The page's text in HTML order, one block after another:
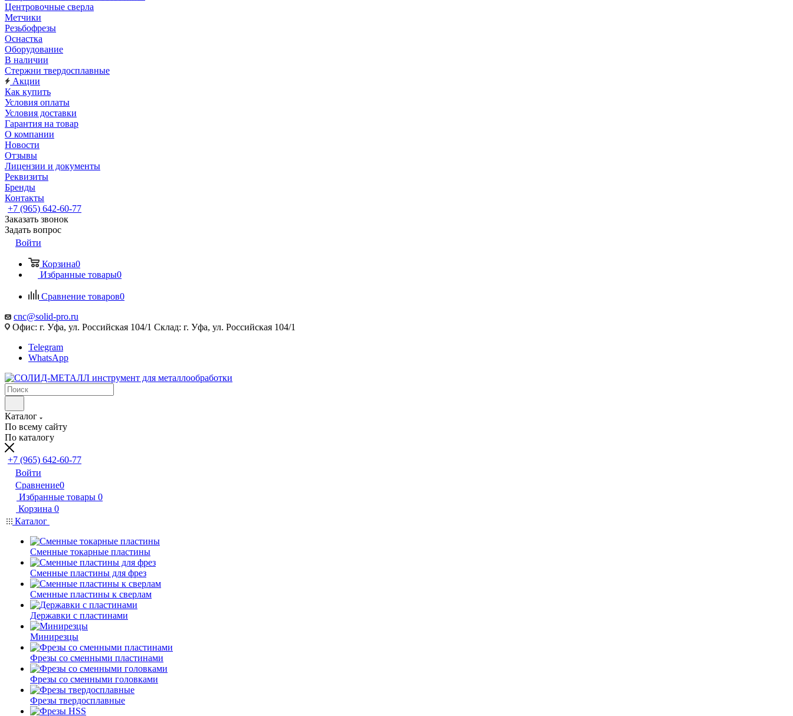
Центровочные сверла
Метчики
Резьбофрезы
Оснастка
Оборудование
В наличии
Стержни твердосплавные
Акции
Как купить
Условия оплаты
Условия доставки
Гарантия на товар
О компании
Новости
Отзывы
Лицензии и документы
Реквизиты
Бренды
Контакты
+7 (965) 642-60-77
Заказать звонок
Задать вопрос
Войти
Корзина0
Избранные товары0
Сравнение товаров0
cnc@solid-pro.ru
Офис: г. Уфа, ул. Российская 104/1 Склад: г. Уфа, ул. Российская 104/1
Telegram
WhatsApp
Каталог
По всему сайту
По каталогу
+7 (965) 642-60-77
Войти
Сравнение0
Избранные товары 0
Корзина 0
Каталог
Сменные токарные пластины
Сменные пластины для фрез
Сменные пластины к сверлам
Державки с пластинами
Минирезцы
Фрезы со сменными пластинами
Фрезы со сменными головками
Фрезы твердосплавные